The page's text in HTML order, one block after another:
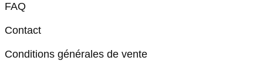
FAQ
Contact
Conditions générales de vente